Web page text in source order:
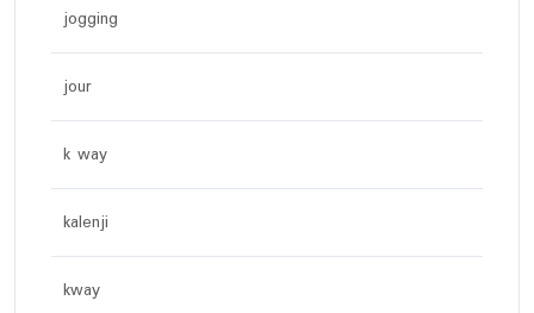
jogging
jour
k way
kalenji
kway